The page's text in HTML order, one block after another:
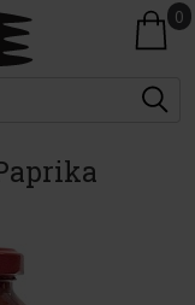
0